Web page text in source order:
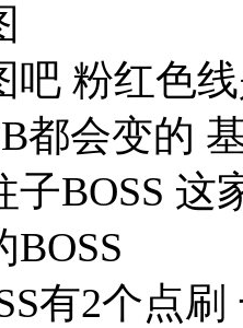
吧 粉红色
都会变的
子BOSS 这
BOSS
有2个点